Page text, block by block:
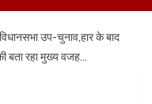
उप-चुनाव,हार के बाद
बता रहा मुख्य वजह…